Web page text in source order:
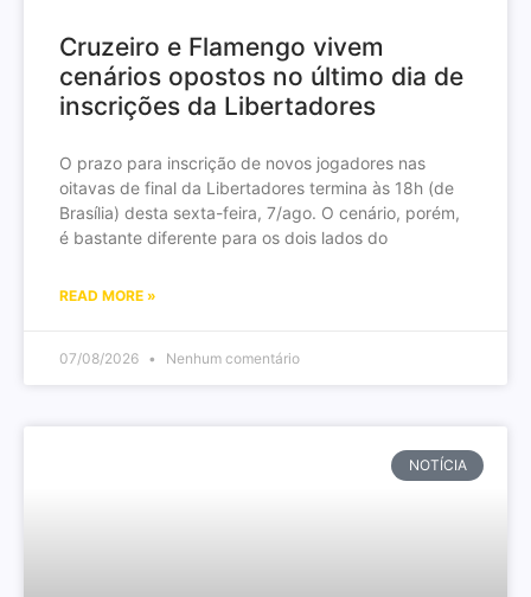
Cruzeiro e Flamengo vivem
cenários opostos no último dia de
inscrições da Libertadores
O prazo para inscrição de novos jogadores nas
oitavas de final da Libertadores termina às 18h (de
Brasília) desta sexta-feira, 7/ago. O cenário, porém,
é bastante diferente para os dois lados do
READ MORE »
07/08/2026 Nenhum comentário
NOTÍCIA